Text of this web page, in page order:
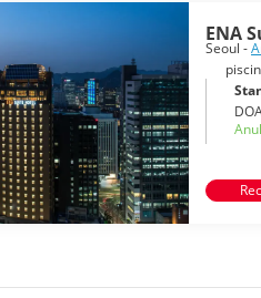
ENA
Seoul -